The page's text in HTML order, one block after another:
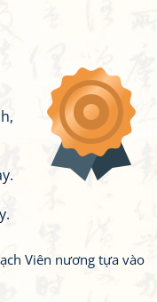
Viên nương tựa vào